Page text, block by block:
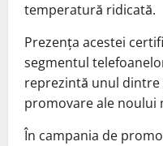
temperatură ridicată.
Prezența acestei
segmentul
reprezintă unul
promovare ale noului
În campania de